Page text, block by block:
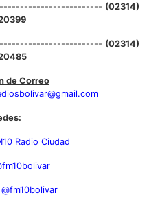
(02314)
(02314)
de Correo
Radio Ciudad
@fm10bolivar